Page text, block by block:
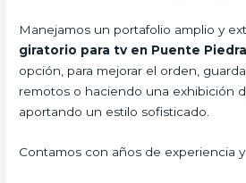
Manejamos un portafolio amplio y
giratorio para tv en Puente Piedra
opción, para mejorar el orden,
remotos o haciendo una exhibición
aportando un estilo sofisticado.
Contamos con años de experiencia